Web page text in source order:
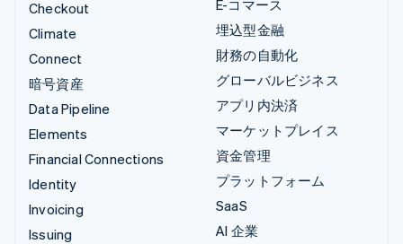
Checkout
Climate
Connect
暗号資産
Data Pipeline
Elements
Financial Connections
Identity
Invoicing
Issuing
E-コマース
埋込型金融
財務の自動化
グローバルビジネス
アプリ内決済
マーケットプレイス
資金管理
プラットフォーム
SaaS
AI 企業